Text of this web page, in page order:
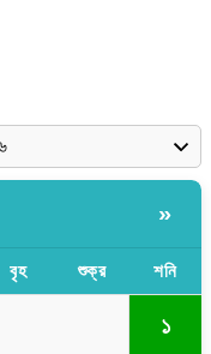
»
বৃহ শুক্র শনি
১